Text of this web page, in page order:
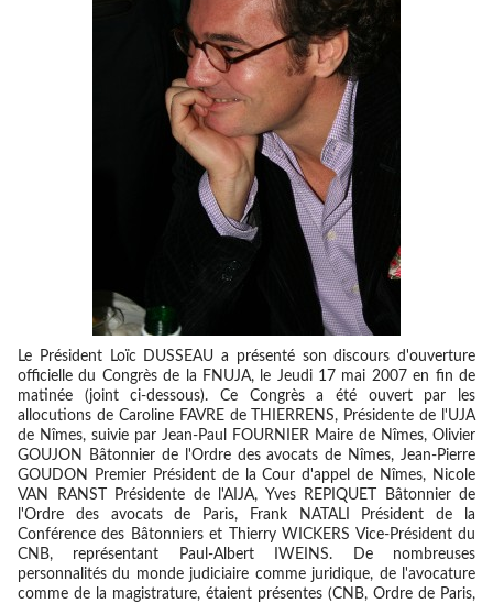
Le Président Loïc DUSSEAU a présenté son discours d'ouverture
officielle du Congrès de la FNUJA, le Jeudi 17 mai 2007 en fin de
matinée (joint ci-dessous). Ce Congrès a été ouvert par les
allocutions de Caroline FAVRE de THIERRENS, Présidente de l'UJA
de Nîmes, suivie par Jean-Paul FOURNIER Maire de Nîmes, Olivier
GOUJON Bâtonnier de l'Ordre des avocats de Nîmes, Jean-Pierre
GOUDON Premier Président de la Cour d'appel de Nîmes, Nicole
VAN RANST Présidente de l'AIJA, Yves REPIQUET Bâtonnier de
l'Ordre des avocats de Paris, Frank NATALI Président de la
Conférence des Bâtonniers et Thierry WICKERS Vice-Président du
CNB, représentant Paul-Albert IWEINS. De nombreuses
personnalités du monde judiciaire comme juridique, de l'avocature
comme de la magistrature, étaient présentes (CNB, Ordre de Paris,